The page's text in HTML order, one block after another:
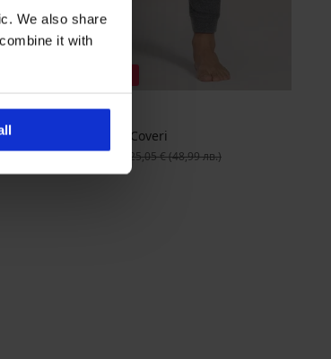
We also share
it with
Мъжки долен клин Coveri
Намаление
10,00 €(19,56 лв.) Първоначална цена
25,05 €(48,99 лв.)